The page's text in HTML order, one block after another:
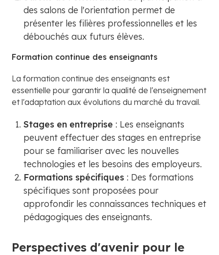
des salons de l'orientation permet de
présenter les filières professionnelles et les
débouchés aux futurs élèves.
Formation continue des enseignants
La formation continue des enseignants est
essentielle pour garantir la qualité de l'enseignement
et l'adaptation aux évolutions du marché du travail.
Stages en entreprise : Les enseignants
peuvent effectuer des stages en entreprise
pour se familiariser avec les nouvelles
technologies et les besoins des employeurs.
Formations spécifiques : Des formations
spécifiques sont proposées pour
approfondir les connaissances techniques et
pédagogiques des enseignants.
Perspectives d'avenir pour le